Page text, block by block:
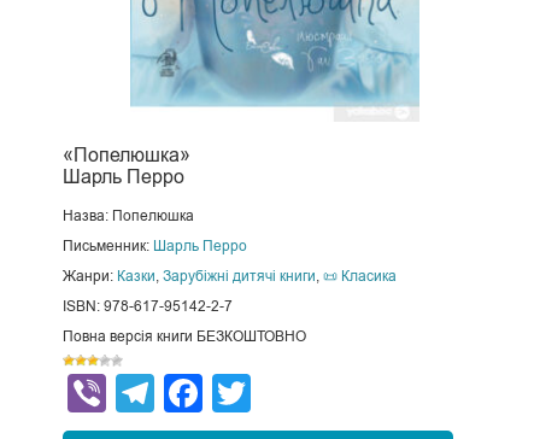
«Попелюшка»
Шарль Перро
Назва: Попелюшка
Письменник: Шарль Перро
Жанри: Казки, Зарубіжні дитячі книги, 📜 Класика
ISBN: 978-617-95142-2-7
Повна версія книги БЕЗКОШТОВНО
ViberTelegram
Facebook
Twitter